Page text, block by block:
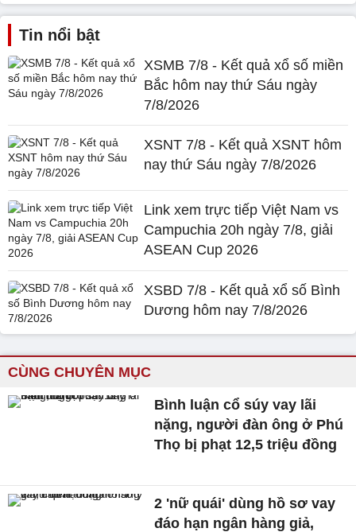
Tin nổi bật
XSMB 7/8 - Kết quả xổ số miền
Bắc hôm nay thứ Sáu ngày
7/8/2026
XSNT 7/8 - Kết quả XSNT hôm
nay thứ Sáu ngày 7/8/2026
Link xem trực tiếp Việt Nam vs
Campuchia 20h ngày 7/8, giải
ASEAN Cup 2026
XSBD 7/8 - Kết quả xổ số Bình
Dương hôm nay 7/8/2026
CÙNG CHUYÊN MỤC
Bình luận cổ súy vay lãi
nặng, người đàn ông ở Phú
Thọ bị phạt 12,5 triệu đồng
2 'nữ quái' dùng hồ sơ vay
đáo hạn ngân hàng giả,